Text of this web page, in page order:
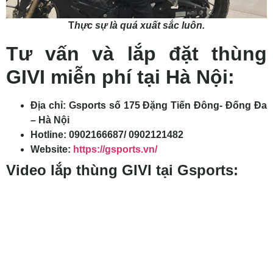
Thực sự là quá xuất sắc luôn.
Tư vấn và lắp đặt thùng
GIVI miễn phí tại Hà Nội:
Địa chỉ: Gsports số 175 Đặng Tiến Đông- Đống Đa
– Hà Nội
Hotline: 0902166687/ 0902121482
Website: https://gsports.vn/
Video lắp thùng GIVI tại Gsports: